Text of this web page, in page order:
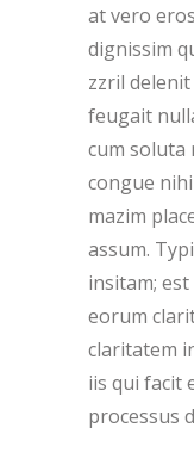
at vero
dignissim
zzril
feugait
cum soluta
congue
mazim
assum.
insitam;
eorum
claritatem
iis qui facit
processus